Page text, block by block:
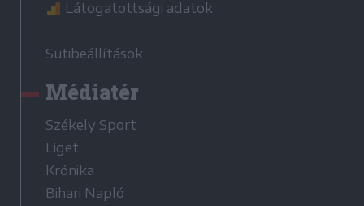
Látogatottsági adatok
Sütibeállítások
Médiatér
Székely Sport
Liget
Krónika
Bihari Napló